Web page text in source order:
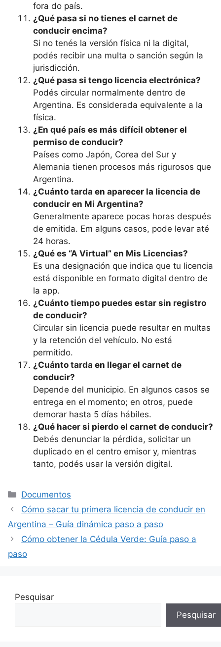
fora do país.
¿Qué pasa si no tienes el carnet de
conducir encima?
Si no tenés la versión física ni la digital,
podés recibir una multa o sanción según la
jurisdicción.
¿Qué pasa si tengo licencia electrónica?
Podés circular normalmente dentro de
Argentina. Es considerada equivalente a la
física.
¿En qué país es más difícil obtener el
permiso de conducir?
Países como Japón, Corea del Sur y
Alemania tienen procesos más rigurosos que
Argentina.
¿Cuánto tarda en aparecer la licencia de
conducir en Mi Argentina?
Generalmente aparece pocas horas después
de emitida. Em alguns casos, pode levar até
24 horas.
¿Qué es “A Virtual” en Mis Licencias?
Es una designación que indica que tu licencia
está disponible en formato digital dentro de
la app.
¿Cuánto tiempo puedes estar sin registro
de conducir?
Circular sin licencia puede resultar en multas
y la retención del vehículo. No está
permitido.
¿Cuánto tarda en llegar el carnet de
conducir?
Depende del municipio. En algunos casos se
entrega en el momento; en otros, puede
demorar hasta 5 días hábiles.
¿Qué hacer si pierdo el carnet de conducir?
Debés denunciar la pérdida, solicitar un
duplicado en el centro emisor y, mientras
tanto, podés usar la versión digital.
Categorías
Documentos
Cómo sacar tu primera licencia de conducir en
Argentina – Guía dinámica paso a paso
Cómo obtener la Cédula Verde: Guía paso a
paso
Pesquisar
Pesquisar